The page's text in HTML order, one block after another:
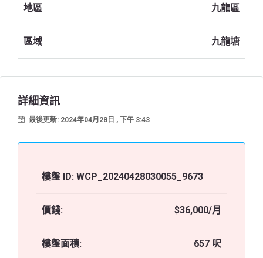
地區 九龍區
區域 九龍塘
詳細資訊
最後更新: 2024年04月28日 , 下午 3:43
樓盤 ID: WCP_20240428030055_9673
價錢: $36,000/月
樓盤面積: 657 呎